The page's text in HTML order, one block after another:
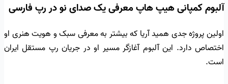
آلبوم کمپانی هیپ هاپ معرفی یک صدای نو در رپ فارسی
اولین پروژه جدی همید آریا که بیشتر به معرفی سبک و هویت هنری او
اختصاص دارد. این آلبوم آغازگر مسیر او در جریان رپ مستقل ایران
است.